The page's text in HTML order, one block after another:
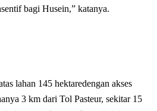
bagi Husein,” katanya.
lahan 145 hektaredengan akses
3 km dari Tol Pasteur, sekitar 15